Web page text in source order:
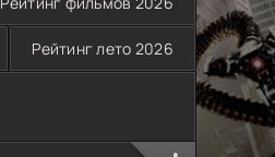
Рейтинг лето 2026